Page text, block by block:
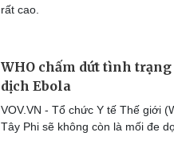
rất cao.
WHO chấm dứt tình
dịch Ebola
VOV.VN - Tổ chức Y tế Thế giới
Tây Phi sẽ không còn là mối đe